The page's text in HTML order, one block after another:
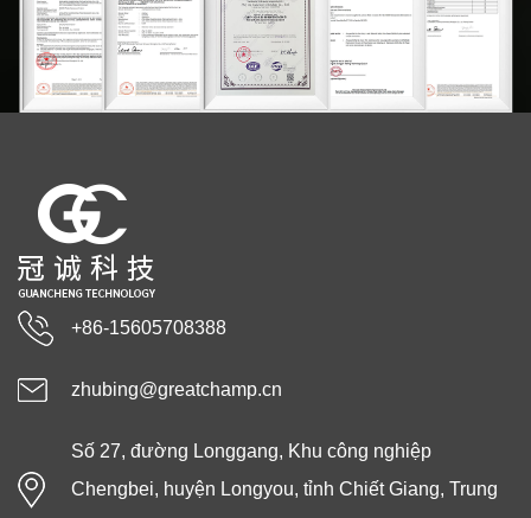
+86-15605708388
zhubing@greatchamp.cn
Số 27, đường Longgang, Khu công nghiệp
Chengbei, huyện Longyou, tỉnh Chiết Giang, Trung